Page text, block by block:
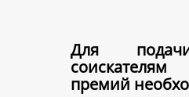
Для
премий